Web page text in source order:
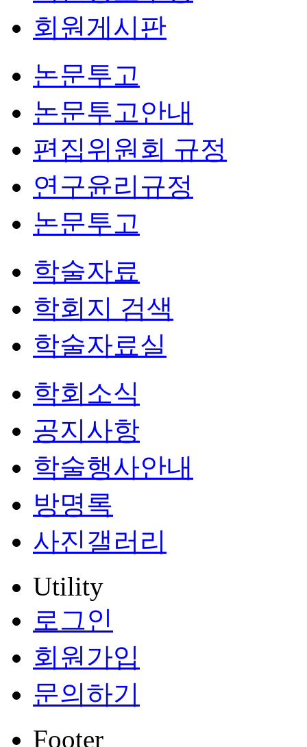
회원게시판
논문투고
논문투고안내
편집위원회 규정
연구윤리규정
논문투고
학술자료
학회지 검색
학술자료실
학회소식
공지사항
학술행사안내
방명록
사진갤러리
Utility
로그인
회원가입
문의하기
Footer